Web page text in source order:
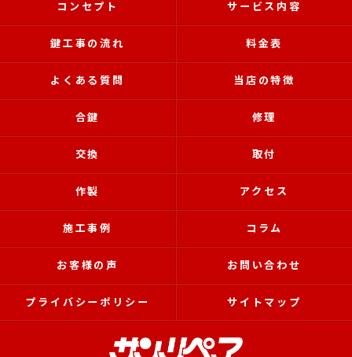
コンセプト サービス内容
鍵工事の流れ 料金表
よくある質問 当店の特徴
合鍵 修理
交換 取付
作製 アクセス
施工事例 コラム
お客様の声 お問い合わせ
プライバシーポリシー サイトマップ